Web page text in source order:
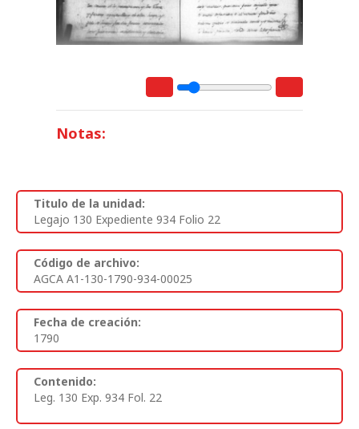
Notas:
Titulo de la unidad:
Legajo 130 Expediente 934 Folio 22
Código de archivo:
AGCA A1-130-1790-934-00025
Fecha de creación:
1790
Contenido:
Leg. 130 Exp. 934 Fol. 22